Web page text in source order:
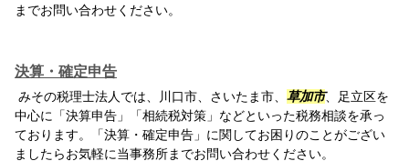
までお問い合わせください。
決算・確定申告
みその税理士法人では、川口市、さいたま市、 草加市、足立区を
中心に「決算申告」「相続税対策」などといった税務相談を承っ
ております。「決算・確定申告」に関してお困りのことがござい
ましたらお気軽に当事務所までお問い合わせください。